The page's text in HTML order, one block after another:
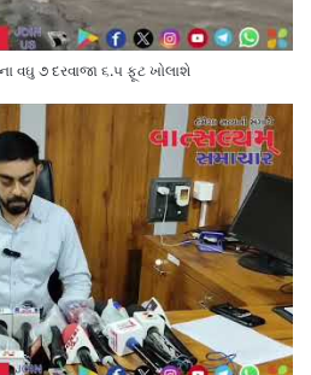
વઘુ ૭ દરવાજા ૬.૫ ફૂટ ખોલાશે